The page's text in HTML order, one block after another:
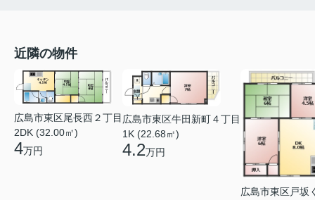
近隣の物件
広島市東区尾長西２丁目
2DK (32.00㎡)
4万円
広島市東区牛田新町４丁目
1K (22.68㎡)
4.2万円
広島市東区戸坂